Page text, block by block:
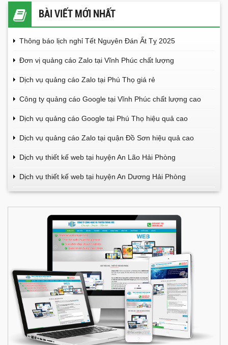
BÀI VIẾT MỚI NHẤT
Thông báo lịch nghỉ Tết Nguyên Đán Ất Tỵ 2025
Đơn vị quảng cáo Zalo tại Vĩnh Phúc chất lượng
Dịch vụ quảng cáo Zalo tại Phú Thọ giá rẻ
Công ty quảng cáo Google tại Vĩnh Phúc chất lượng cao
Dịch vụ quảng cáo Google tại Phú Thọ hiệu quả cao
Dịch vụ quảng cáo Zalo tại quận Đồ Sơn hiệu quả cao
Dịch vụ thiết kế web tại huyện An Lão Hải Phòng
Dịch vụ thiết kế web tại huyện An Dương Hải Phòng